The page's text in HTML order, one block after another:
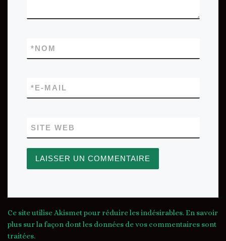
NOM
*
E-MAIL
*
SITE WEB
Ce site utilise Akismet pour réduire les indésirables.En savoir
plus sur la façon dont les données de vos commentaires sont
traitées.